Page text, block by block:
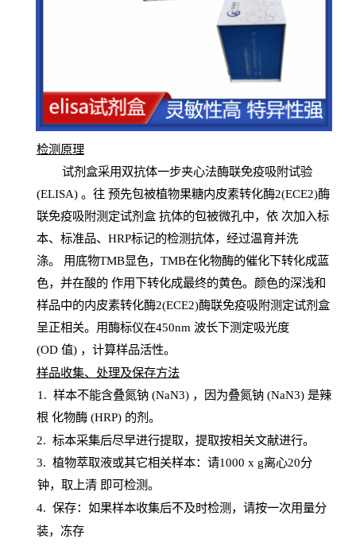
检测原理
试剂盒采用双抗体一步夹心法酶联免疫吸附试验
(ELISA) 。往 预先包被植物果糖内皮素转化酶2(ECE2)酶
联免疫吸附测定试剂盒抗体的包被微孔中，依 次加入标
本、标准品、 HRP标记的检测抗体，经过温育并洗
涤。 用底物TMB显色， TMB在化物酶的催化下转化成蓝
色，并在酸的 作用下转化成最终的黄色。颜色的深浅和
样品中的内皮素转化酶2(ECE2)酶联免疫吸附测定试剂盒
呈正相关。用酶标仪在450nm 波长下测定吸光度
(OD 值) ，计算样品活性。
样品收集、处理及保存方法
1 . 样本不能含叠氮钠(NaN3) ，因为叠氮钠 (NaN3) 是辣
根 化物酶(HRP) 的剂。
2. 标本采集后尽早进行提取，提取按相关文献进行。
3. 植物萃取液或其它相关样本：请1000 x g离心20分
钟，取上清 即可检测。
4. 保存：如果样本收集后不及时检测，请按一次用量分
装，冻存